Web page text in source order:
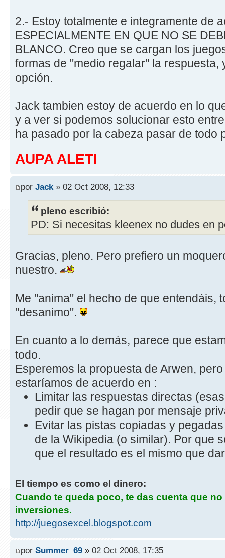
2.- Estoy totalmente e integramente de
ESPECIALMENTE EN QUE NO SE
BLANCO. Creo que se cargan los
formas de "medio regalar" la respuesta,
opción.
Jack tambien estoy de acuerdo en lo
y a ver si podemos solucionar esto
ha pasado por la cabeza pasar de todo
AUPA ALETI
por Jack» 02 Oct 2008, 12:33
pleno escribió:
PD: Si necesitas kleenex no dudes en
Gracias, pleno. Pero prefiero un
nuestro.
Me "anima" el hecho de que entendáis,
"desanimo".
En cuanto a lo demás, parece que
todo.
Esperemos la propuesta de Arwen,
estaríamos de acuerdo en :
Limitar las respuestas directas
pedir que se hagan por mensaje
Evitar las pistas copiadas y
de la Wikipedia (o similar). Por que
que el resultado es el mismo que
El tiempo es como el dinero:
Cuando te queda poco, te das cuenta que
inversiones.
http://juegosexcel.blogspot.com
por Summer_69 » 02 Oct 2008, 17:35